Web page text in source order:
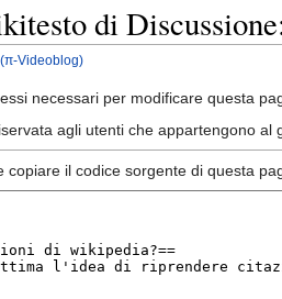
di
Videoblog)
necessari per modificare questa
agli utenti che appartengono al
copiare il codice sorgente di questa